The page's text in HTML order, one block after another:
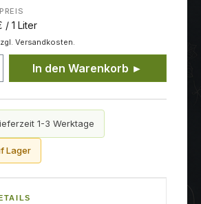
/ 1 Liter
Versandkosten.
Gib den
In den Warenkorb ►
1-3 Werktage
Lager